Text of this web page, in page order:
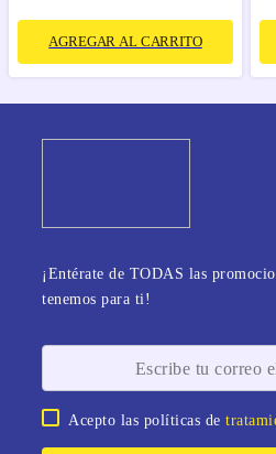
AGREGAR AL CARRITO
¡Entérate de TODAS las
tenemos para ti!
Acepto las políticas de